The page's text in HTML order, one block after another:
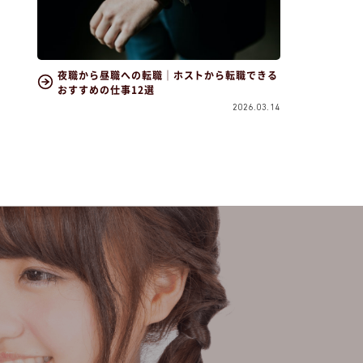
夜職から昼職への転職｜ホストから転職できる
おすすめの仕事12選
2026.03.14